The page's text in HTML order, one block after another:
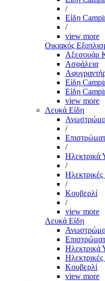
/
Είδη
/
view more
Οικιακός
Αξεσουάρ
Ασφάλεια
Είδη
Είδη
view more
Λευκά Είδη
/
/
Ηλεκτρικά
/
/
Κουβερλί
/
view more
Λευκά Είδη
Ηλεκτρικά
Κουβερλί
view more